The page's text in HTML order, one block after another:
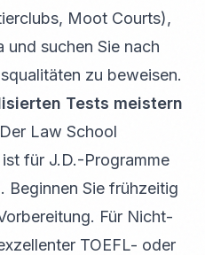
Moot Courts),
und suchen Sie nach
zu beweisen.
Tests meistern
Der Law School
für J.D.-Programme
Beginnen Sie frühzeitig
Für Nicht-
TOEFL- oder